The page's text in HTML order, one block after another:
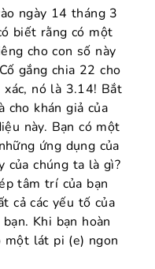
ngày 14 tháng 3
biết rằng có một
cho con số này
gắng chia 22 cho
nó là 3.14! Bắt
cho khán giả của
này. Bạn có một
ứng dụng của
của chúng ta là gì?
tâm trí của bạn
cả các yếu tố của
Khi bạn hoàn
một lát pi (e) ngon